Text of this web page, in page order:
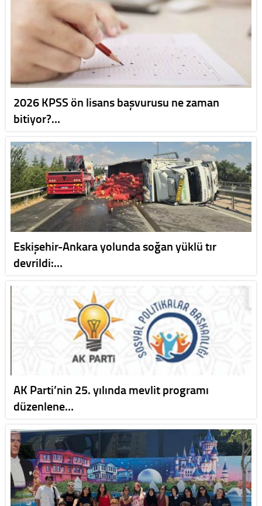
2026 KPSS ön lisans başvurusu ne zaman
bitiyor?…
Eskişehir-Ankara yolunda soğan yüklü tır
devrildi:…
AK Parti’nin 25. yılında mevlit programı
düzenlene…